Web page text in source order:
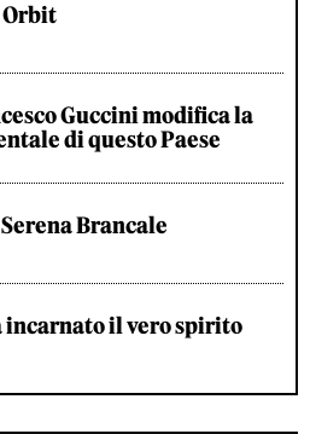
Orbit
Guccini modifica la
di questo Paese
Brancale
incarnato il vero spirito